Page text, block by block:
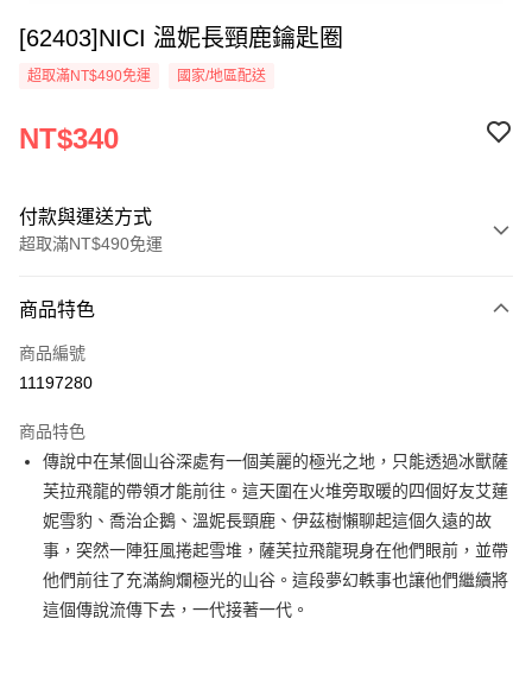
[62403]NICI 溫妮長頸鹿鑰匙圈
超取滿NT$490免運 國家/地區配送
NT$340
付款與運送方式
超取滿NT$490免運
信用卡一次付款
超商取貨付款
Apple Pay
街口支付
悠遊付
AFTEE先享後付
相關說明
商品特色
商品編號
11197280
商品特色
傳說中在某個山谷深處有一個美麗的極光之地，只能透過冰獸薩
芙拉飛龍的帶領才能前往。這天圍在火堆旁取暖的四個好友艾蓮
妮雪豹、喬治企鵝、溫妮長頸鹿、伊茲樹懶聊起這個久遠的故
事，突然一陣狂風捲起雪堆，薩芙拉飛龍現身在他們眼前，並帶
他們前往了充滿絢爛極光的山谷。這段夢幻軼事也讓他們繼續將
這個傳說流傳下去，一代接著一代。